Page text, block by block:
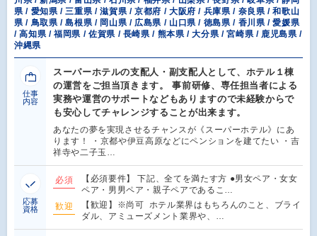
県 / 愛知県 / 三重県 / 滋賀県 / 京都府 / 大阪府 / 兵庫県 / 奈良県 / 和歌山
県 / 鳥取県 / 島根県 / 岡山県 / 広島県 / 山口県 / 徳島県 / 香川県 / 愛媛県
/ 高知県 / 福岡県 / 佐賀県 / 長崎県 / 熊本県 / 大分県 / 宮崎県 / 鹿児島県 /
沖縄県
仕事
内容
スーパーホテルの支配人・副支配人として、ホテル１棟
の運営をご担当頂きます。 事前研修、専任担当者による
実務や運営のサポートなどもありますので未経験からで
も安心してチャレンジすることが出来ます。
あなたの夢を実現させるチャンスが《スーパーホテル》にあ
ります！ ・京都や伊豆高原などにペンションを建てたい ・吉
祥寺や二子玉…
応募
資格
必須
【必須要件】 下記、全てを満たす方 ●男女ペア・女女
ペア・男男ペア・親子ペアであるこ…
歓迎
【歓迎】※尚可 ホテル業界はもちろんのこと、ブライ
ダル、アミューズメント業界や、…